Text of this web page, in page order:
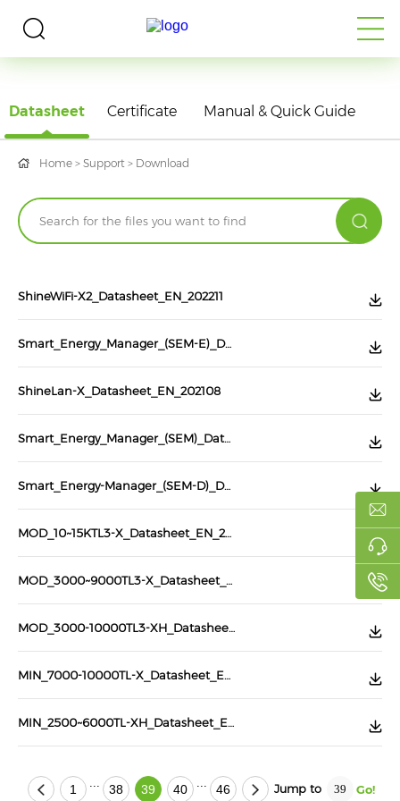
DOWNLOAD
Datasheet Certificate Manual & Quick Guide
Home >Support > Download
ShineWiFi-X2_Datasheet_EN_202211
Smart_Energy_Manager_(SEM-E)_Datasheet_EN_202108
ShineLan-X_Datasheet_EN_202108
Smart_Energy_Manager_(SEM)_Datasheet_EN_202108
Smart_Energy-Manager_(SEM-D)_Datasheet_EN_202108
MOD_10~15KTL3-X_Datasheet_EN_202111
MOD_3000~9000TL3-X_Datasheet_EN_202111
MOD_3000-10000TL3-XH_Datasheet_EN_202209
MIN_7000-10000TL-X_Datasheet_EN_202201
MIN_2500~6000TL-XH_Datasheet_EN_202208
1 38 39 40 46 Jump to